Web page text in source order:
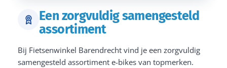
Een zorgvuldig samengesteld
assortiment
Bij Fietsenwinkel Barendrecht vind je een zorgvuldig
samengesteld assortiment e-bikes van topmerken.